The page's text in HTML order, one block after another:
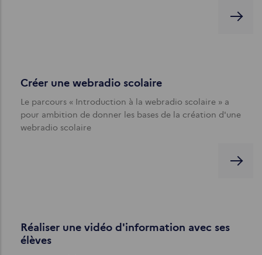
Créer une webradio scolaire
Le parcours « Introduction à la webradio scolaire » a
pour ambition de donner les bases de la création d'une
webradio scolaire
Réaliser une vidéo d'information avec ses
élèves